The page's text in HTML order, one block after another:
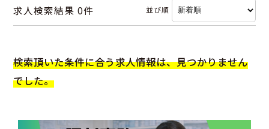
求人検索結果0件 並び順
検索頂いた条件に合う求人情報は、見つかりません
でした。